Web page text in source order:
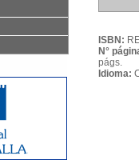
ISBN:
N°
págs.
Idioma: